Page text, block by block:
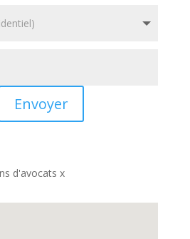
Envoyer
d'avocats x